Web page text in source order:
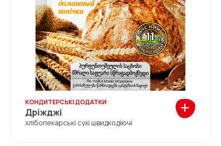
КОНДИТЕРСЬКІ ДОДАТКИ
Дріжджі
хлібопекарські сухі швидкодіючі
+